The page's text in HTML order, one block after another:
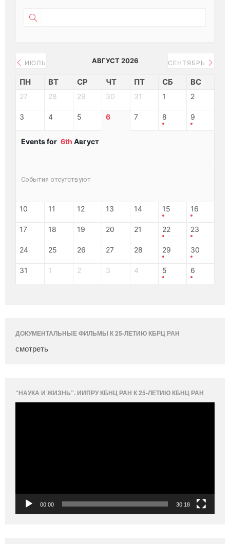
ИЮЛЬ АВГУСТ 2026 СЕНТЯБРЬ
ПН ВТ СР ЧТ ПТ СБ ВС
27 28 29 30 31 1 2
3 4 5 6 7 8 9
Events for 6th Август
События отсутствуют
10 11 12 13 14 15 16
17 18 19 20 21 22 23
24 25 26 27 28 29 30
31 1 2 3 4 5 6
ДОКУМЕНТАЛЬНЫЕ ФИЛЬМЫ К 25-ЛЕТИЮ КБРЦ РАН
смотреть
“НАУКА И ЖИЗНЬ”. ИИПРУ КБНЦ РАН К 25-ЛЕТИЮ КБНЦ РАН
00:00 30:18